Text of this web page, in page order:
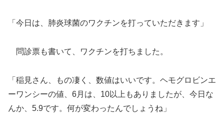
「今日は、肺炎球菌のワクチンを打っていただきます」
問診票も書いて、ワクチンを打ちました。
「稲見さん、もの凄く、数値はいいです。ヘモグロビンエ
ーワンシーの値、6月は、10以上もありましたが、今日な
んか、5.9です。何が変わったんでしょうね」